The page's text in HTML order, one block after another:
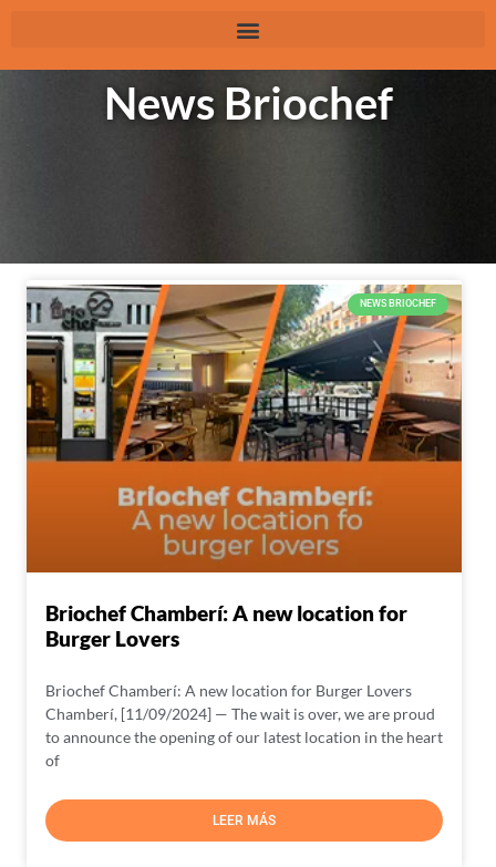
News Briochef
NEWS BRIOCHEF
Briochef Chamberí: A new location for
Burger Lovers
Briochef Chamberí: A new location for Burger Lovers
Chamberí, [11/09/2024] — The wait is over, we are proud
to announce the opening of our latest location in the heart
of
LEER MÁS